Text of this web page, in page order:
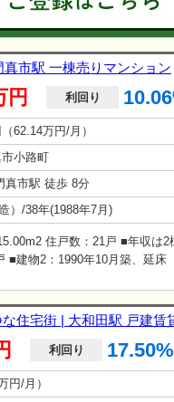
市駅 一棟売りマンション
円 利回り
62.14万円/月）
小路町
真市駅 徒歩 8分
）/38年(1988年7月)
住戸数：21戸 ■年収は2
■建物2：1990年10月築、延床
宅街 | 大和田駅 戸建賃
利回り 17.50%
円/月）